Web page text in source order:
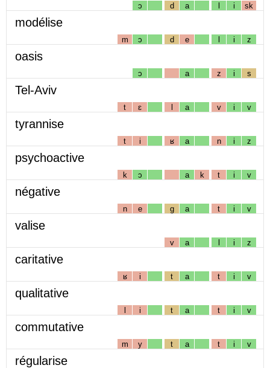
ɔ d a l i sk
modélise
m ɔ d e l i z
oasis
ɔ a z i s
Tel-Aviv
t ɛ l a v i v
tyrannise
t i ʁ a n i z
psychoactive
k ɔ a k t i v
négative
n e g a t i v
valise
v a l i z
caritative
ʁ i t a t i v
qualitative
l i t a t i v
commutative
m y t a t i v
régularise